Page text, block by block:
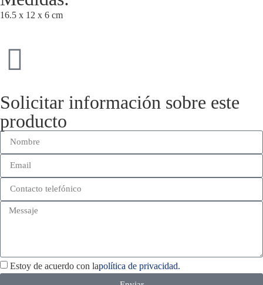
16.5 x 12 x 6 cm
Solicitar información sobre este
producto
Estoy de acuerdo con lapolítica de privacidad.